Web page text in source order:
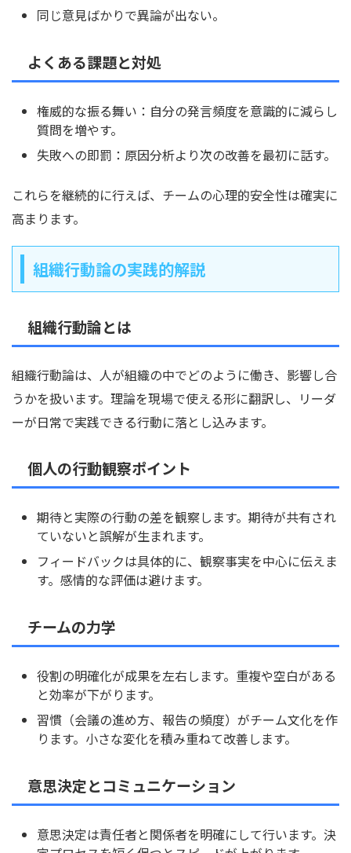
同じ意見ばかりで異論が出ない。
よくある課題と対処
権威的な振る舞い：自分の発言頻度を意識的に減らし
質問を増やす。
失敗への即罰：原因分析より次の改善を最初に話す。
これらを継続的に行えば、チームの心理的安全性は確実に
高まります。
組織行動論の実践的解説
組織行動論とは
組織行動論は、人が組織の中でどのように働き、影響し合
うかを扱います。理論を現場で使える形に翻訳し、リーダ
ーが日常で実践できる行動に落とし込みます。
個人の行動観察ポイント
期待と実際の行動の差を観察します。期待が共有され
ていないと誤解が生まれます。
フィードバックは具体的に、観察事実を中心に伝えま
す。感情的な評価は避けます。
チームの力学
役割の明確化が成果を左右します。重複や空白がある
と効率が下がります。
習慣（会議の進め方、報告の頻度）がチーム文化を作
ります。小さな変化を積み重ねて改善します。
意思決定とコミュニケーション
意思決定は責任者と関係者を明確にして行います。決